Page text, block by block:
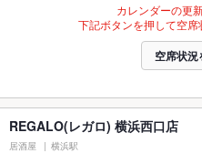
カレンダーの更
下記ボタンを押して空席
空席状況
REGALO(レガロ) 横浜西口店
居酒屋 横浜駅